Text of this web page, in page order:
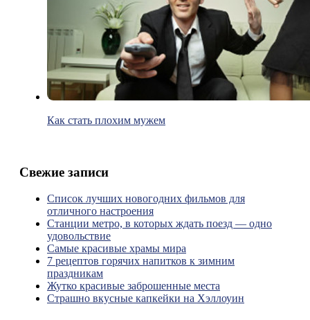
Как стать плохим мужем
Свежие записи
Список лучших новогодних фильмов для
отличного настроения
Станции метро, в которых ждать поезд — одно
удовольствие
Самые красивые храмы мира
7 рецептов горячих напитков к зимним
праздникам
Жутко красивые заброшенные места
Страшно вкусные капкейки на Хэллоуин